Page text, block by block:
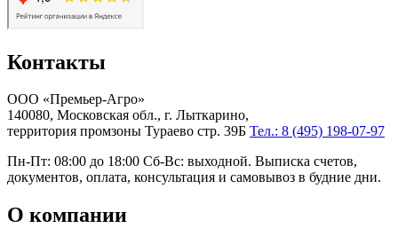
Контакты
ООО «Премьер-Агро»
140080, Московская обл., г. Лыткарино,
территория промзоны Тураево стр. 39Б Тел.: 8 (495) 198-07-97
Пн-Пт: 08:00 до 18:00 Сб-Вс: выходной. Выписка счетов,
документов, оплата, консультация и самовывоз в будние дни.
О компании